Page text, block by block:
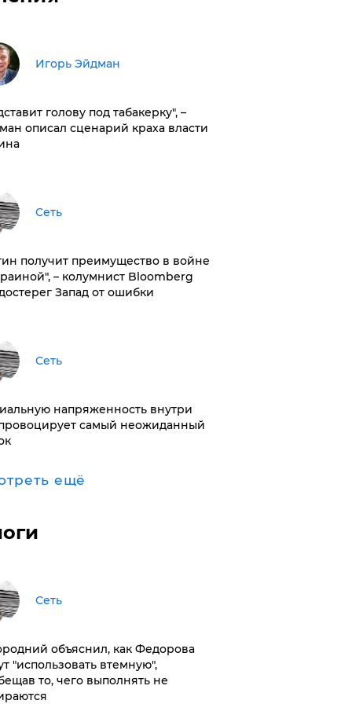
Игорь Эйдман
голову под табакерку", –
описал сценарий краха власти
Сеть
получит преимущество в войне
– колумнист Bloomberg
Запад от ошибки
Сеть
напряженность внутри
самый неожиданный
ещё
Сеть
объяснил, как Федорова
"использовать втемную",
то, чего выполнять не